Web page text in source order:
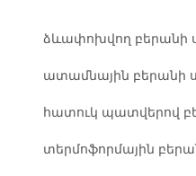
ձևափոխվող բերանի
ատամնային բերանի
հատուկ պատվերով
տերմոֆորմային